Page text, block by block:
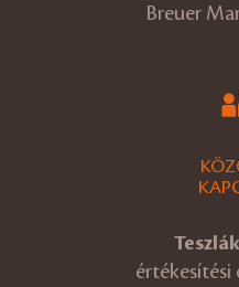
Breuer